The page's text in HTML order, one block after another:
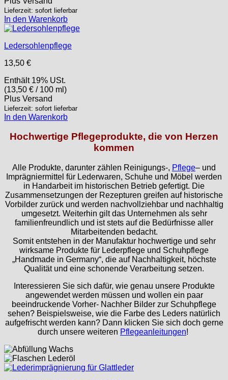
Lieferzeit: sofort lieferbar
In den Warenkorb
Ledersohlenpflege
13,50 €
Enthält 19% USt.
(13,50 € / 100 ml)
Plus Versand
Lieferzeit: sofort lieferbar
In den Warenkorb
Hochwertige Pflegeprodukte, die von Herzen
kommen
Alle Produkte, darunter zählen Reinigungs-, Pflege– und
Imprägniermittel für Lederwaren, Schuhe und Möbel werden
in Handarbeit im historischen Betrieb gefertigt. Die
Zusammensetzungen der Rezepturen greifen auf historische
Vorbilder zurück und werden nachvollziehbar und nachhaltig
umgesetzt. Weiterhin gilt das Unternehmen als sehr
familienfreundlich und ist stets auf die Bedürfnisse aller
Mitarbeitenden bedacht.
Somit entstehen in der Manufaktur hochwertige und sehr
wirksame Produkte für Lederpflege und Schuhpflege
„Handmade in Germany“, die auf Nachhaltigkeit, höchste
Qualität und eine schonende Verarbeitung setzen.
Interessieren Sie sich dafür, wie genau unsere Produkte
angewendet werden müssen und wollen ein paar
beeindruckende Vorher- Nachher Bilder zur Schuhpflege
sehen? Beispielsweise, wie die Farbe des Leders natürlich
aufgefrischt werden kann? Dann klicken Sie sich doch gerne
durch unsere weiteren Pflegeanleitungen!